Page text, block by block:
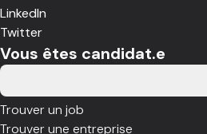
LinkedIn
Twitter
Vous êtes candidat.e
Trouver un job
Trouver une entreprise